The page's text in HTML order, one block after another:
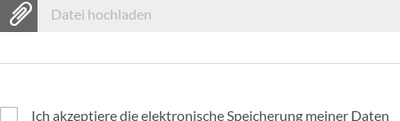
Datei hochladen
Ich akzeptiere die elektronische Speicherung meiner Daten